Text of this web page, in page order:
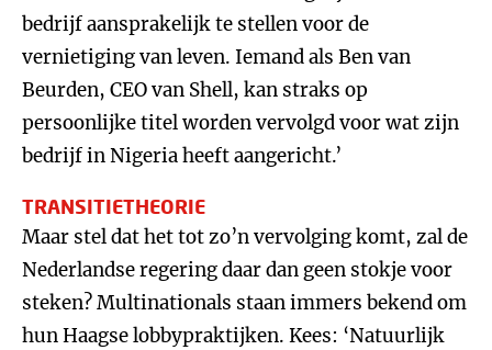
bedrijf aansprakelijk te stellen voor de
vernietiging van leven. Iemand als Ben van
Beurden, CEO van Shell, kan straks op
persoonlijke titel worden vervolgd voor wat zijn
bedrijf in Nigeria heeft aangericht.’
TRANSITIETHEORIE
Maar stel dat het tot zo’n vervolging komt, zal de
Nederlandse regering daar dan geen stokje voor
steken? Multinationals staan immers bekend om
hun Haagse lobbypraktijken. Kees: ‘Natuurlijk